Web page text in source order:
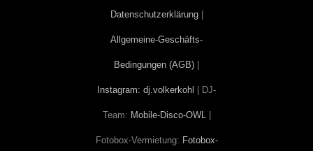
Datenschutzerklärung|
Allgemeine-Geschäfts-
Bedingungen (AGB)
Instagram: dj.volkerkohl | DJ-
Team: Mobile-Disco-OWL|
Fotobox-Vermietung: Fotobox-